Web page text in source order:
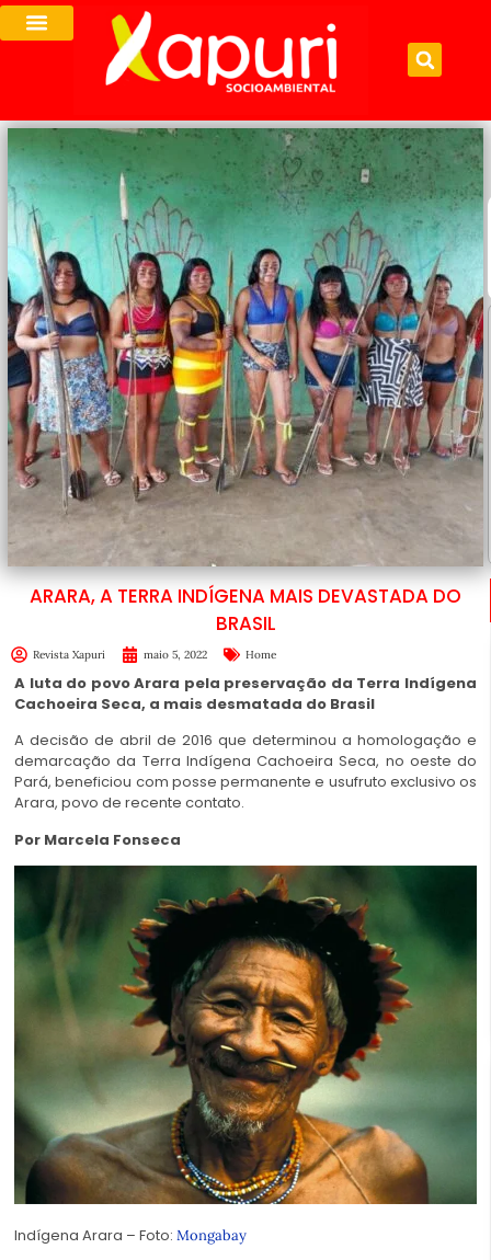
ARARA, A TERRA INDÍGENA MAIS DEVASTADA DO
BRASIL
Revista Xapuri maio 5, 2022 Home
A luta do povo Arara pela preservação da Terra Indígena
Cachoeira Seca, a mais desmatada do Brasil
A decisão de abril de 2016 que determinou a homologação e
demarcação da Terra Indígena Cachoeira Seca, no oeste do
Pará, beneficiou com posse permanente e usufruto exclusivo os
Arara, povo de recente contato.
Por Marcela Fonseca
Indígena Arara – Foto: Mongabay